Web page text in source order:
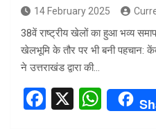
14 February 2025
38वें राष्ट्रीय खेलों का हुआ भव्य
खेलभूमि के तौर पर भी बनी पहचान:
ने उत्तराखंड द्वारा की…
F
X
W